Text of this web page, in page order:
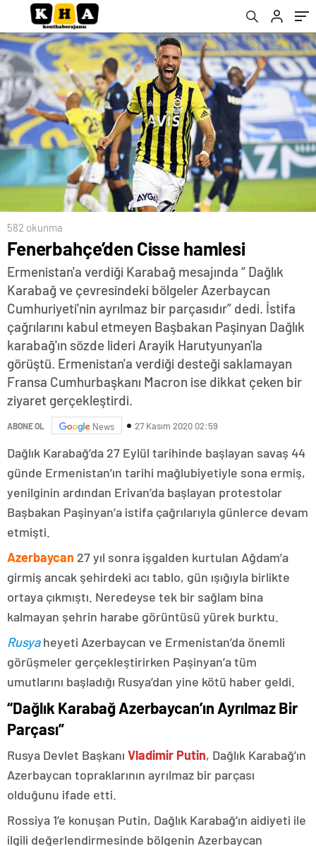
582 okunma
Fenerbahçe’den Cisse hamlesi
Ermenistan'a verdiği Karabağ mesajında “ Dağlık
Karabağ ve çevresindeki bölgeler Azerbaycan
Cumhuriyeti'nin ayrılmaz bir parçasıdır” dedi. İstifa
çağrılarını kabul etmeyen Başbakan Paşinyan Dağlık
karabağ'ın sözde lideri Arayik Harutyunyan'la
görüştü. Ermenistan'a verdiği desteği saklamayan
Fransa Cumhurbaşkanı Macron ise dikkat çeken bir
ziyaret gerçekleştirdi.
ABONE OL News 27 Kasım 2020 02:59
Dağlık Karabağ’da 27 Eylül tarihinde başlayan savaş 44
günde Ermenistan’ın tarihi mağlubiyetiyle sona ermiş,
yenilginin ardından Erivan’da başlayan protestolar
Başbakan Paşinyan’a istifa çağrılarıyla günlerce devam
etmişti.
Azerbaycan 27 yıl sonra işgalden kurtulan Ağdam’a
girmiş ancak şehirdeki acı tablo, gün ışığıyla birlikte
ortaya çıkmıştı. Neredeyse tek bir sağlam bina
kalmayan şehrin harabe görüntüsü yürek burktu.
Rusyaheyeti Azerbaycan ve Ermenistan’da önemli
görüşmeler gerçekleştirirken Paşinyan’a tüm
umutlarını başladığı Rusya’dan yine kötü haber geldi.
“Dağlık Karabağ Azerbaycan’ın Ayrılmaz Bir
Parçası”
Rusya Devlet Başkanı Vladimir Putin, Dağlık Karabağ’ın
Azerbaycan topraklarının ayrılmaz bir parçası
olduğunu ifade etti.
Rossiya 1’e konuşan Putin, Dağlık Karabağ’ın aidiyeti ile
ilgili değerlendirmesinde bölgenin Azerbaycan